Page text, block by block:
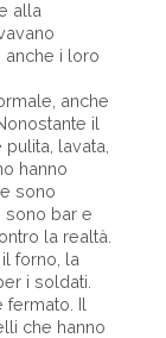
alla
anche i loro
anche
il
lavata,
hanno
sono
sono bar e
la realtà.
forno, la
i soldati.
fermato. Il
che hanno